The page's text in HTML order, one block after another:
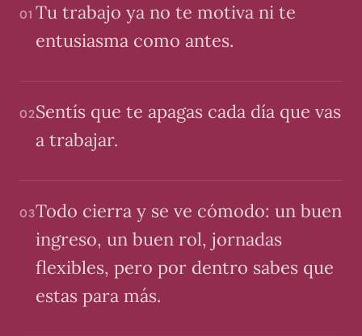
01 Tu trabajo ya no te motiva ni te
entusiasma como antes.
02Sentís que te apagas cada día que vas
a trabajar.
03Todo cierra y se ve cómodo: un buen
ingreso, un buen rol, jornadas
flexibles, pero por dentro sabes que
estas para más.